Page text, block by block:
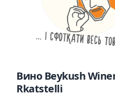
Вино Beykush
Rkatstelli